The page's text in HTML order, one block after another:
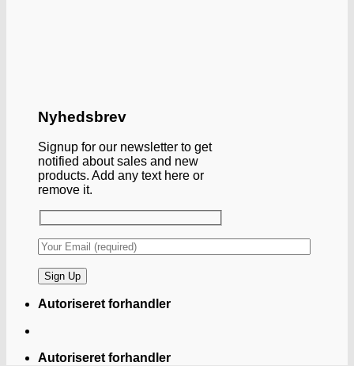
Nyhedsbrev
Signup for our newsletter to get
notified about sales and new
products. Add any text here or
remove it.
Autoriseret forhandler
Autoriseret forhandler